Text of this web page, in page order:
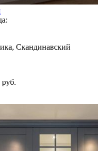
Скандинавский